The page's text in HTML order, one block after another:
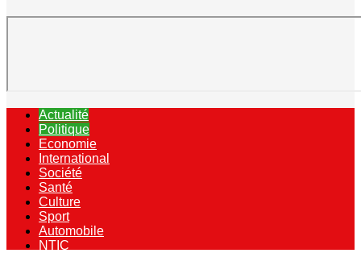
Actualité
Politique
Economie
International
Société
Santé
Culture
Sport
Automobile
NTIC